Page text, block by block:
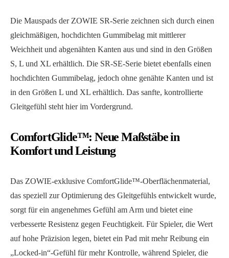
Die Mauspads der ZOWIE SR-Serie zeichnen sich durch einen
gleichmäßigen, hochdichten Gummibelag mit mittlerer
Weichheit und abgenähten Kanten aus und sind in den Größen
S, L und XL erhältlich. Die SR-SE-Serie bietet ebenfalls einen
hochdichten Gummibelag, jedoch ohne genähte Kanten und ist
in den Größen L und XL erhältlich. Das sanfte, kontrollierte
Gleitgefühl steht hier im Vordergrund.
ComfortGlide™: Neue Maßstäbe in
Komfort und Leistung
Das ZOWIE-exklusive ComfortGlide™-Oberflächenmaterial,
das speziell zur Optimierung des Gleitgefühls entwickelt wurde,
sorgt für ein angenehmes Gefühl am Arm und bietet eine
verbesserte Resistenz gegen Feuchtigkeit. Für Spieler, die Wert
auf hohe Präzision legen, bietet ein Pad mit mehr Reibung ein
„Locked-in“-Gefühl für mehr Kontrolle, während Spieler, die